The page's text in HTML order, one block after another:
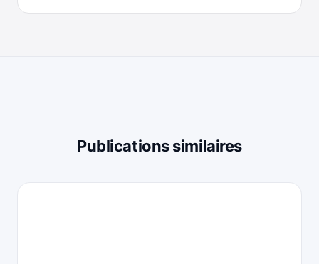
Publications similaires